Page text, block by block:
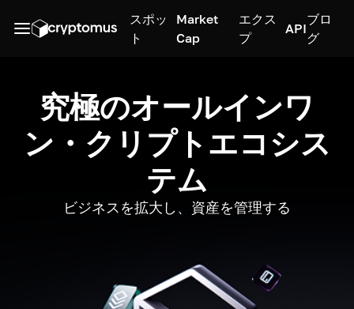
スポッ
ト
Market
Cap
エクス
プ
API
ブロ
グ
究極のオールインワ
ン・クリプトエコシス
テム
ビジネスを拡大し、資産を管理する